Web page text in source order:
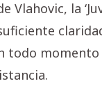
la
todo